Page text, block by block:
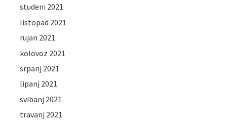
studeni 2021
listopad 2021
rujan 2021
kolovoz 2021
srpanj 2021
lipanj 2021
svibanj 2021
travanj 2021